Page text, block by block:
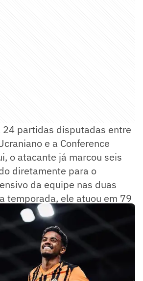
24 partidas disputadas entre
e a Conference
o atacante já marcou seis
diretamente para o
da equipe nas duas
temporada, ele atuou em 79
com 12 gols marcados.